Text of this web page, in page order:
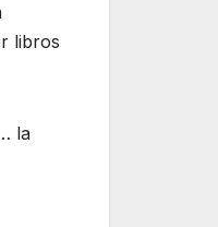
libros
la